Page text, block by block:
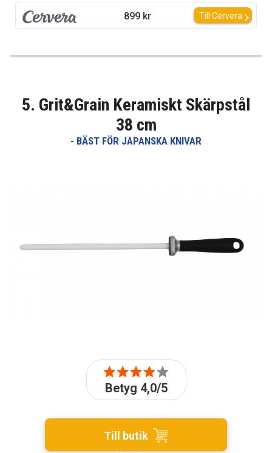
Till Cervera
899 kr
5. Grit&Grain Keramiskt Skärpstål
38 cm
- BÄST FÖR JAPANSKA KNIVAR
Betyg 4,0/5
Till butik